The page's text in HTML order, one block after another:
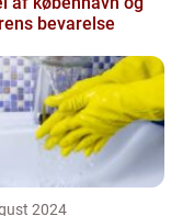
bevarelse
2024